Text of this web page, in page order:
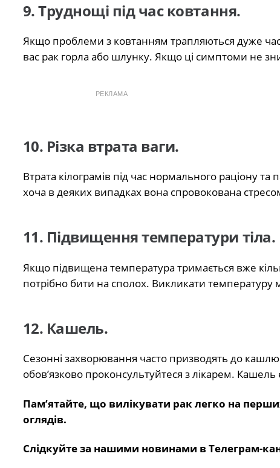
9. Труднощі під час ковтання.
Якщо проблеми з ковтанням трапляються дуже
вас рак горла або шлунку. Якщо ці симптоми не
РЕКЛАМА
10. Різка втрата ваги.
Втрата кілограмів під час нормального раціону
хоча в деяких випадках вона спровокована
11. Підвищення температури тіла.
Якщо підвищена температура тримається вже
потрібно бити на сполох. Викликати температуру
12. Кашель.
Сезонні захворювання часто призводять до
обов’язково проконсультуйтеся з лікарем.
Пам’ятайте, що вилікувати рак легко на
оглядів.
Слідкуйте за нашими новинами в Телеграм-